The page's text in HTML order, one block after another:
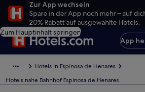
Zur App wechseln
Spare in der App noch mehr – auf
20% Rabatt auf ausgewählte Hotels.
Zum Hauptinhalt springen
App
Hotels in Espinosa de Henares
Hotels nahe Bahnhof Espinosa de Henares